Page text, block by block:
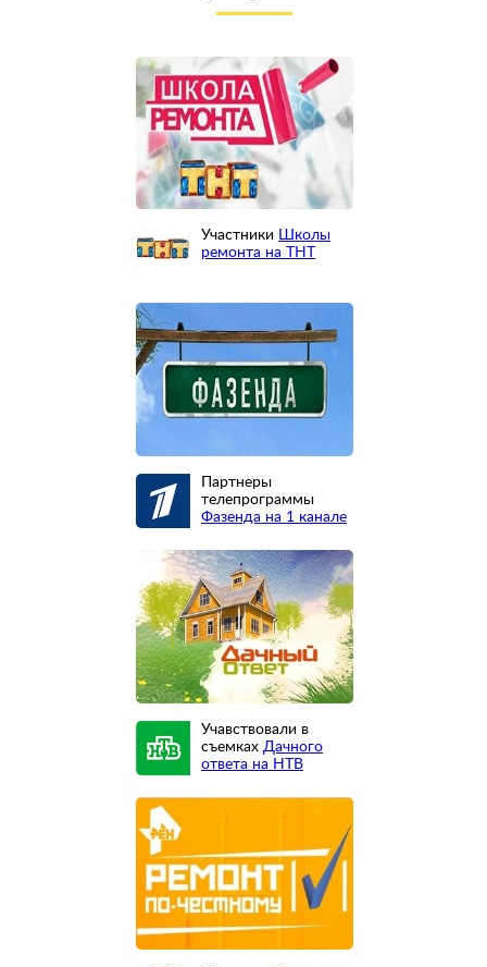
Участники Школы
ремонта на ТНТ
Партнеры
телепрограммы
Фазенда на 1 канале
Учавствовали в
съемках Дачного
ответа на НТВ